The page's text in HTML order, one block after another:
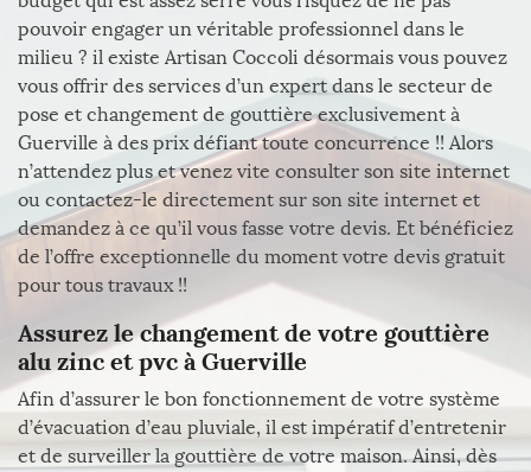
pouvoir engager un véritable professionnel dans le
milieu ? il existe Artisan Coccoli désormais vous pouvez
vous offrir des services d’un expert dans le secteur de
pose et changement de gouttière exclusivement à
Guerville à des prix défiant toute concurrence !! Alors
n’attendez plus et venez vite consulter son site internet
ou contactez-le directement sur son site internet et
demandez à ce qu’il vous fasse votre devis. Et bénéficiez
de l’offre exceptionnelle du moment votre devis gratuit
pour tous travaux !!
Assurez le changement de votre gouttière
alu zinc et pvc à Guerville
Afin d’assurer le bon fonctionnement de votre système
d’évacuation d’eau pluviale, il est impératif d’entretenir
et de surveiller la gouttière de votre maison. Ainsi, dès